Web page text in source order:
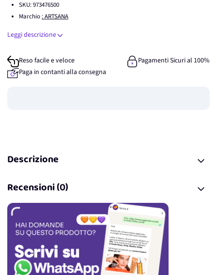
SKU:973476500
Marchio : ARTSANA
Leggi descrizione
Reso facile e veloce
Pagamenti Sicuri al 100%
Paga in contanti alla consegna
Descrizione
Recensioni (0)